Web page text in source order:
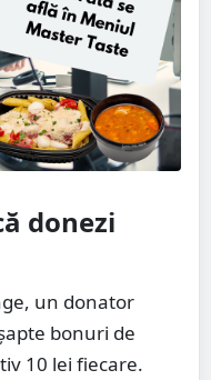
donezi
un donator
bonuri de
10 lei fiecare.